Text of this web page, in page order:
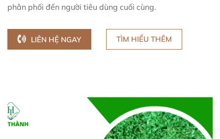
phân phối đến người tiêu dùng cuối cùng.
LIÊN HỆ NGAY TÌM HIỂU THÊM